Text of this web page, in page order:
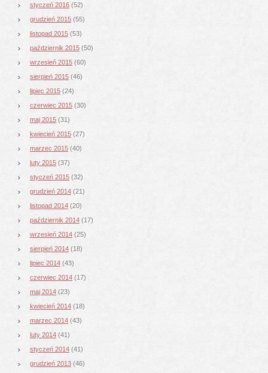
styczeń 2016 (52)
grudzień 2015 (55)
listopad 2015 (53)
październik 2015 (50)
wrzesień 2015 (60)
sierpień 2015 (46)
lipiec 2015 (24)
czerwiec 2015 (30)
maj 2015 (31)
kwiecień 2015 (27)
marzec 2015 (40)
luty 2015 (37)
styczeń 2015 (32)
grudzień 2014 (21)
listopad 2014 (20)
październik 2014 (17)
wrzesień 2014 (25)
sierpień 2014 (18)
lipiec 2014 (43)
czerwiec 2014 (17)
maj 2014 (23)
kwiecień 2014 (18)
marzec 2014 (43)
luty 2014 (41)
styczeń 2014 (41)
grudzień 2013 (46)